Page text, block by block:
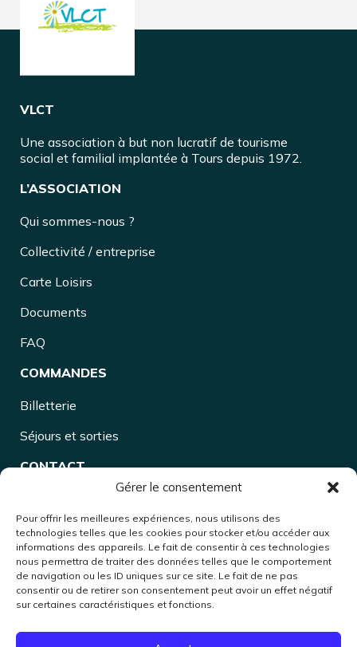
Gérer le consentement
Pour offrir les meilleures expériences, nous utilisons des
technologies telles que les cookies pour stocker et/ou accéder aux
informations des appareils. Le fait de consentir à ces technologies
nous permettra de traiter des données telles que le comportement
de navigation ou les ID uniques sur ce site. Le fait de ne pas
consentir ou de retirer son consentement peut avoir un effet négatif
sur certaines caractéristiques et fonctions.
VLCT
Une association à but non lucratif de tourisme
social et familial implantée à Tours depuis 1972.
L’ASSOCIATION
Qui sommes-nous ?
Collectivité / entreprise
Carte Loisirs
Documents
FAQ
COMMANDES
Billetterie
Séjours et sorties
CONTACT
18 rue de l'Oiselet
37550SAINT AVERTIN
02 47 20 96 36
contact@vlct.fr